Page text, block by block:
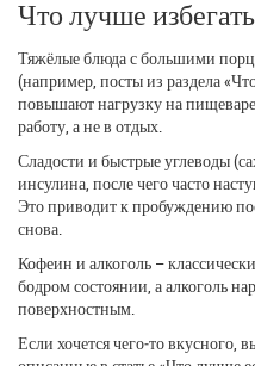
Что лучше
Тяжёлые блюда с большими
(например, посты из раздела
повышают нагрузку на
работу, а не в отдых.
Сладости и быстрые углеводы
инсулина, после чего часто
Это приводит к пробуждению
снова.
Кофеин и алкоголь –
бодром состоянии, а алкоголь
поверхностным.
Если хочется чего‑то вкусного,